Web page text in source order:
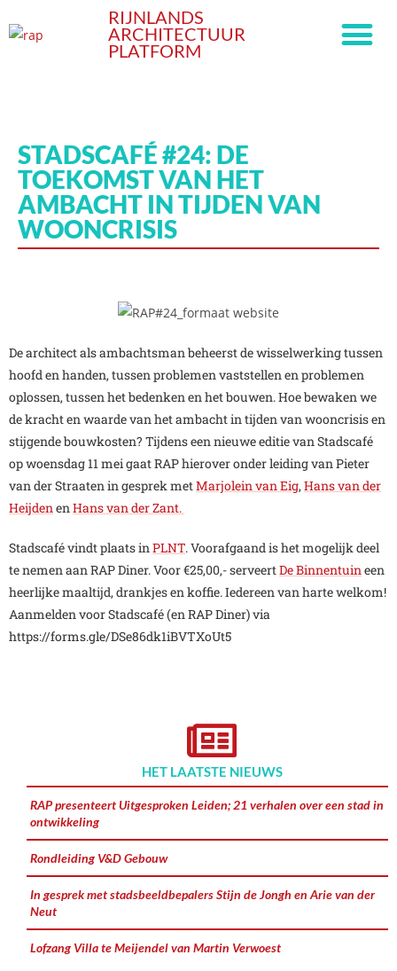
RIJNLANDS
ARCHITECTUUR
PLATFORM
STADSCAFÉ #24: DE
TOEKOMST VAN HET
AMBACHT IN TIJDEN VAN
WOONCRISIS
De architect als ambachtsman beheerst de wisselwerking tussen
hoofd en handen, tussen problemen vaststellen en problemen
oplossen, tussen het bedenken en het bouwen. Hoe bewaken we
de kracht en waarde van het ambacht in tijden van wooncrisis en
stijgende bouwkosten? Tijdens een nieuwe editie van Stadscafé
op woensdag 11 mei gaat RAP hierover onder leiding van Pieter
van der Straaten in gesprek metMarjolein van Eig, Hans van der
Heijden en Hans van der Zant.
Stadscafé vindt plaats in PLNT. Voorafgaand is het mogelijk deel
te nemen aan RAP Diner. Voor €25,00,- serveertDe Binnentuin een
heerlijke maaltijd, drankjes en koffie. Iedereen van harte welkom!
Aanmelden voor Stadscafé (en RAP Diner) via
https://forms.gle/DSe86dk1iBVTXoUt5
HET LAATSTE NIEUWS
RAP presenteert Uitgesproken Leiden; 21 verhalen over een stad in
ontwikkeling
Rondleiding V&D Gebouw
In gesprek met stadsbeeldbepalers Stijn de Jongh en Arie van der
Neut
Lofzang Villa te Meijendel van Martin Verwoest